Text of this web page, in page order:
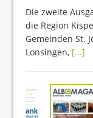
Die zweite
die Region
Gemeinden St.
Lonsingen, [...]